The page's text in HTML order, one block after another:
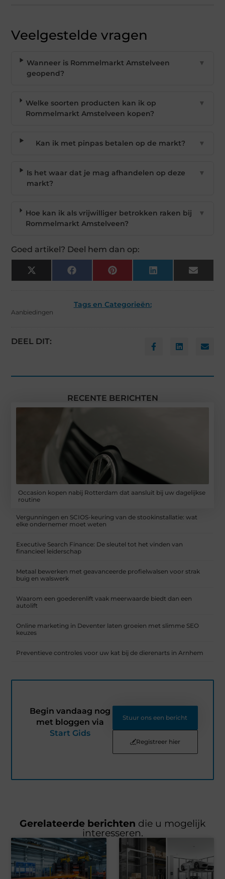
Veelgestelde vragen
Wanneer is Rommelmarkt Amstelveen
geopend?
▼
Welke soorten producten kan ik op
Rommelmarkt Amstelveen kopen?
▼
Kan ik met pinpas betalen op de markt? ▼
Is het waar dat je mag afhandelen op deze
markt?
▼
Hoe kan ik als vrijwilliger betrokken raken bij
Rommelmarkt Amstelveen?
▼
Goed artikel? Deel hem dan op:
X
(Twitter)
Facebook Pinterest LinkedIn Email
Tags en Categorieën:
Aanbiedingen
DEEL DIT:
RECENTE BERICHTEN
Occasion kopen nabij Rotterdam dat aansluit bij uw dagelijkse
routine
Vergunningen en SCIOS-keuring van de stookinstallatie: wat
elke ondernemer moet weten
Executive Search Finance: De sleutel tot het vinden van
financieel leiderschap
Metaal bewerken met geavanceerde profielwalsen voor strak
buig en walswerk
Waarom een goederenlift vaak meerwaarde biedt dan een
autolift
Online marketing in Deventer laten groeien met slimme SEO
keuzes
Preventieve controles voor uw kat bij de dierenarts in Arnhem
Begin vandaag nog
met bloggen via
Start Gids
Stuur ons een bericht
Registreer hier
Gerelateerde berichten die u mogelijk
interesseren.